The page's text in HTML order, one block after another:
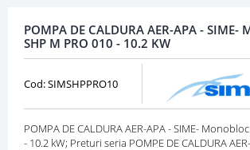
POMPA DE CALDURA AER-APA - SIME-
SHP M PRO 010 - 10.2 KW
Cod: SIMSHPPRO10
POMPA DE CALDURA AER-APA - SIME-
- 10.2 kW; Preturi seria POMPE DE CALDURA